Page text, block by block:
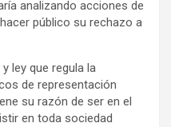
analizando acciones de
público su rechazo a
ley que regula la
de representación
su razón de ser en el
en toda sociedad